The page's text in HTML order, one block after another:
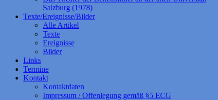
Salzburg (1978)
Texte/Ereignisse/Bilder
Alle Artikel
Texte
Ereignisse
Bilder
Links
Termine
Kontakt
Kontaktdaten
Impressum / Offenlegung gemäß §5 ECG